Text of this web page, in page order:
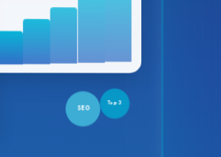
SEO Top 3